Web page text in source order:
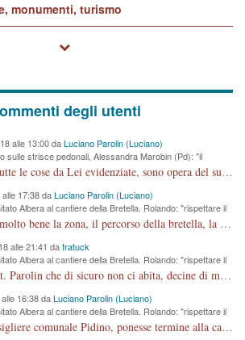
monumenti, turismo
degli utenti
alle 13:00 daLuciano Parolin (Luciano)
sulle strisce pedonali, Alessandra Marobin (Pd): "il
Consigliera Marobin, tutte le cose da Lei evidenziate, sono opera del suo ex Assessore e compagno di Partito Antonio Marco Dalla Pozza Assessore alla "progettazione" di piste ciclabili e altre porcherie. A lui manderei il conto da saldare per incidenti e danni alle persone. E' ora che "finiamola." Avete perso rassegnatevi. qui IL SINDACO RUCCO NON C'ENTRA PER NIENTE. CAPITO!!!!!!!! Amen.
17:38 daLuciano Parolin (Luciano)
Albera al cantiere della Bretella. Rolando: "rispettare il
Caro fratuck, conosco molto bene la zona, il percorso della bretella, la situazione dei cittadini, abito in Viale Trento. A partire dal 2003 ho partecipato al Comitato di Maddalene pro bretella, e a riunioni propositive per apportare modifiche al progetto. Numerose mie foto del territorio sono arrivate a Roma, altri miei interventi (non graditi dalla Sx) sono stati pubblicati dal GdV, assieme ad altri come Ciro Asproso, ora favorevole alla bretella. Ho partecipato alla raccolta firme per la chiusura della strada x 5 giorni eseguita dal Sindaco Hullwech per sforamento 180 Micro/g. Pertanto come impegno per la tematica sono apposto con la coscienza. Ora il Progetto è partito, fine! Voglio dire che la nuova Giunta "comunale" non c'entra più. L'opera sarà "malauguratamente" eseguita, ma non con il mio placet. Il Consigliere Comunale dovrebbe capire che la campagna elettorale è finita, con buona pace di tutti. Quello che invece dovrebbe interessare è la proprietà della strada, dall'uscita autostradale Ovest, sino alla Rotatoria dell'Albara, vi sono tre possessori: Autostrade SpA; La Provincia, il Comune. Come la mettiamo per il futuro ? I costi, da 50 sono saliti a 100 milioni di € come dire 20 milioni a KM (!) da non credere. Comunque si farà. Ma nessuno canti Vittoria, anzi meglio non farne un ulteriore fatto "partitico" per questioni elettorali o di seggio. Se mi manda la sua mail, sono disponibile ad inviare i documenti e le foto sopra descritte. Con ossequi, Luciano Parolin
alle 21:41 dafratuck
Albera al cantiere della Bretella. Rolando: "rispettare il
Non sarà utile a lei dott. Parolin che di sicuro non ci abita, decine di migliaia di TIR, automobili e padroncini che passano quotidianamente per una strada appena rotabile, non è più possibile stendere i panni, attraversare la strada senza rischiare la morte, le case stanno crepando, i tempi sono cambiati e la bretella non passerà assolutamente per maddalene (ma cosa sta a dire?!), dia invece responsabilità a chi ha costruito tagliando la strada che doveva invece terminare a isola vicentina e non al moracchino lasciando Motta di Costabissara ancora in panne di traffico. I tempi sono cambiati dottore e se l'anagrafe della vita stagna nell'essere umano impressioni conservatrici, la società non le considera perchè va avanti, si industrializza e ha bisogno di infrastrutture e di sviluppo. Ultima considerazione, se è geloso di Rolando perchè vede in lui solo campagne politiche mentre si difendono i SOLI diritti dei cittadini, la preghiamo faccia considerazioni più appropriate. Saluti e complimenti per i suoi scritti.
16:38 daLuciano Parolin (Luciano)
Albera al cantiere della Bretella. Rolando: "rispettare il
Sarebbe ora che il consigliere comunale Pidino, ponesse termine alla campagna elettorale nel territorio del suo seggio Villaggio del Sole. La tiraca è iniziata, distruggerà 6 km di prateria ovest della città, ricca di fonti e sorgenti d'acqua. I cittadini di Maddalene non avranno più Pace la notte. Molta colpa per la costruzione di questa Strada è proprio del signor Rolando,dei suoi gazebo mobili e che vuol far passare questa opera VANDALICA come progetto "utile" a chi ? Non è cosa seria sig. Rolando!